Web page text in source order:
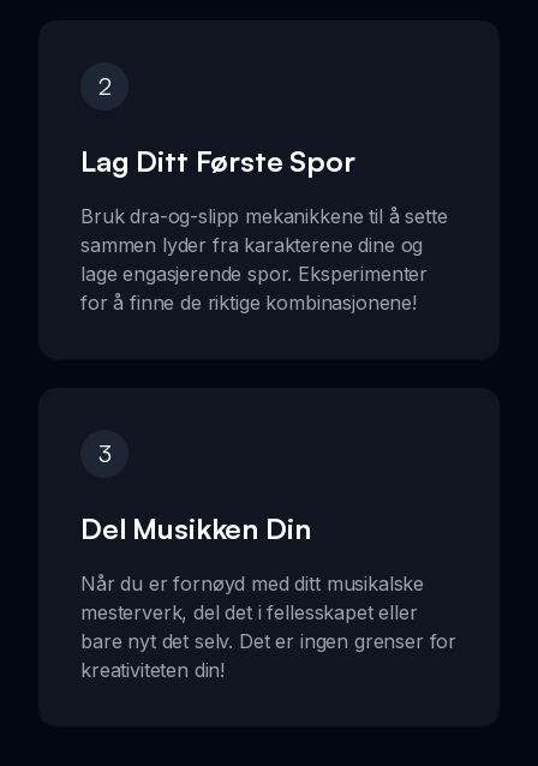
2
Lag Ditt Første Spor
Bruk dra-og-slipp mekanikkene til å sette
sammen lyder fra karakterene dine og
lage engasjerende spor. Eksperimenter
for å finne de riktige kombinasjonene!
3
Del Musikken Din
Når du er fornøyd med ditt musikalske
mesterverk, del det i fellesskapet eller
bare nyt det selv. Det er ingen grenser for
kreativiteten din!